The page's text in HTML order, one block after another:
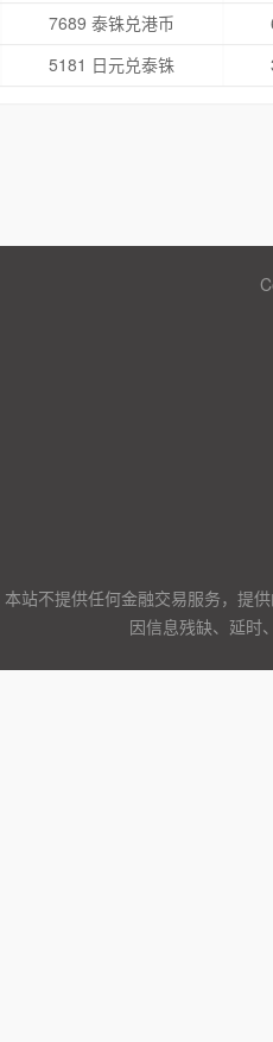
7689 泰铢兑港币
5181 日元兑泰铢
本站不提供任何金融交易服务，提
因信息残缺、延时